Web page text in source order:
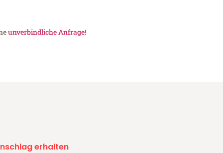
unverbindliche Anfrage!
erhalten